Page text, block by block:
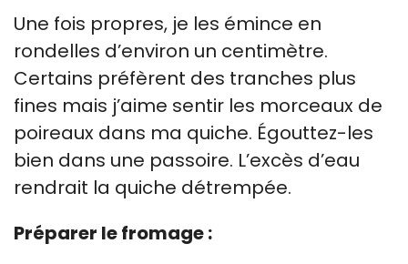
Une fois propres, je les émince en
rondelles d’environ un centimètre.
Certains préfèrent des tranches plus
fines mais j’aime sentir les morceaux de
poireaux dans ma quiche. Égouttez-les
bien dans une passoire. L’excès d’eau
rendrait la quiche détrempée.
Préparer le fromage :